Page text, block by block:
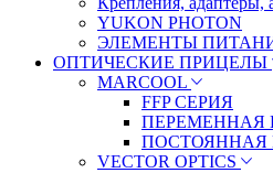
YUKON PHOTON
ЭЛЕМЕНТЫ
ОПТИЧЕСКИЕ ПРИЦЕЛЫ
MARCOOL
FFP СЕРИЯ
ПЕРЕМЕННАЯ
ПОСТОЯННАЯ
VECTOR OPTICS